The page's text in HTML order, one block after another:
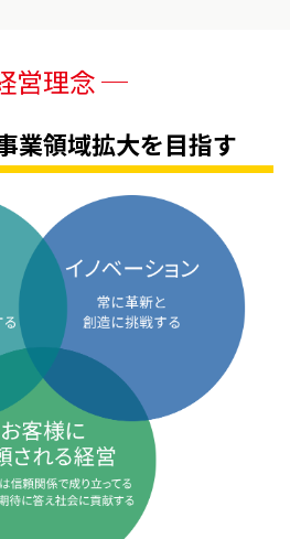
営理念 ─
業領域拡大を目指す